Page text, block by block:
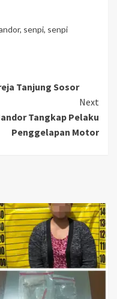
, senpi, senpi
Tanjung Sosor
Next
Tangkap Pelaku
Penggelapan Motor